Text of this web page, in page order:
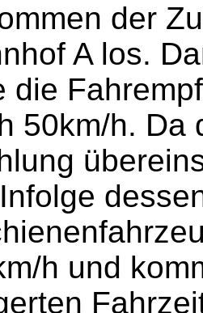
der
A los.
die
50km/h. Da
h und